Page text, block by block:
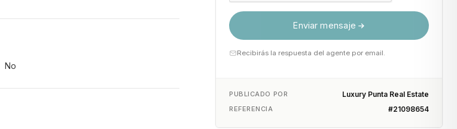
No
Enviar mensaje
Recibirás la respuesta del agente por email.
PUBLICADO POR Luxury Punta Real Estate
REFERENCIA #21098654